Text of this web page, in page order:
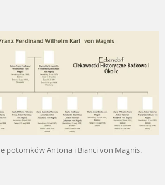
potomków Antona i Bianci von Magnis.